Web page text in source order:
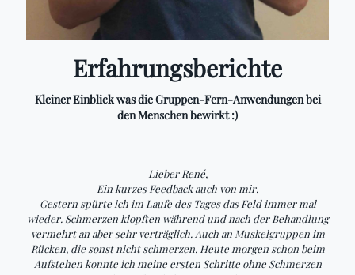
Erfahrungsberichte
Kleiner Einblick was die Gruppen-Fern-Anwendungen bei
den Menschen bewirkt :)
Lieber René,
Ein kurzes Feedback auch von mir.
Gestern spürte ich im Laufe des Tages das Feld immer mal
wieder. Schmerzen klopften während und nach der Behandlung
vermehrt an aber sehr verträglich. Auch an Muskelgruppen im
Rücken, die sonst nicht schmerzen. Heute morgen schon beim
Aufstehen konnte ich meine ersten Schritte ohne Schmerzen